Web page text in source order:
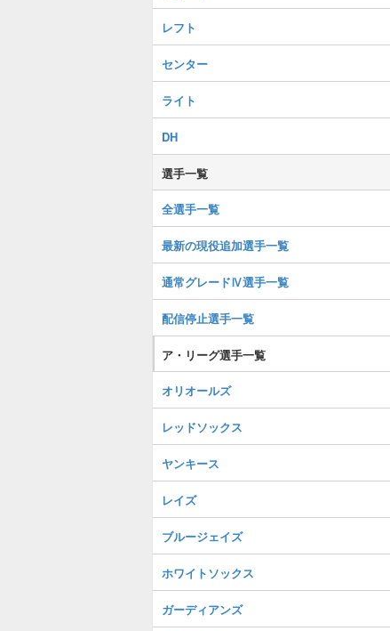
レフト
センター
ライト
DH
選手一覧
全選手一覧
最新の現役追加選手一覧
通常グレードⅣ選手一覧
配信停止選手一覧
ア・リーグ選手一覧
オリオールズ
レッドソックス
ヤンキース
レイズ
ブルージェイズ
ホワイトソックス
ガーディアンズ